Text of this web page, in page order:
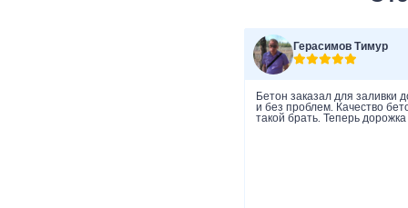
Герасимов Тимур
Бетон заказал для заливки
и без проблем. Качество
такой брать. Теперь